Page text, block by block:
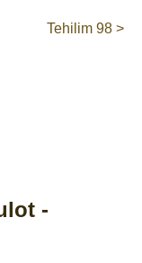
Tehilim 98 >
-